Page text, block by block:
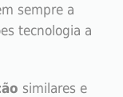
sempre a
tecnologia a
similares e